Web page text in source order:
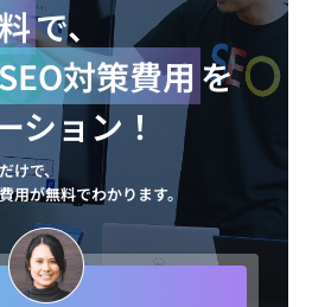
で、
SEO対策費用 を
ション！
けで、
用が無料でわかります。